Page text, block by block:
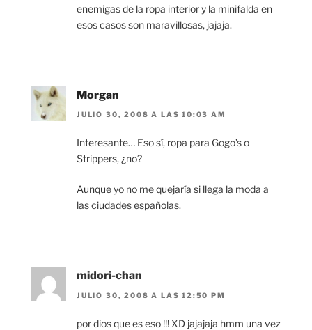
enemigas de la ropa interior y la minifalda en
esos casos son maravillosas, jajaja.
Morgan
JULIO 30, 2008 A LAS 10:03 AM
Interesante… Eso sí, ropa para Gogo’s o
Strippers, ¿no?
Aunque yo no me quejaría si llega la moda a
las ciudades españolas.
midori-chan
JULIO 30, 2008 A LAS 12:50 PM
por dios que es eso !!! XD jajajaja hmm una vez